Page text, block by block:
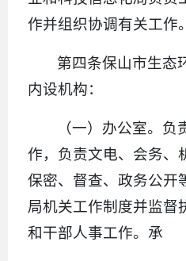
作并组织协调有关工作。
第四条保山市生态
内设机构：
（一）办公室。
作，负责文电、会务、
保密、督查、政务公开
局机关工作制度并监督
和干部人事工作。承